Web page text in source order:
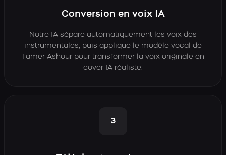
Conversion en voix IA
Notre IA sépare automatiquement les voix des
instrumentales, puis applique le modèle vocal de
Tamer Ashour pour transformer la voix originale en
cover IA réaliste.
3